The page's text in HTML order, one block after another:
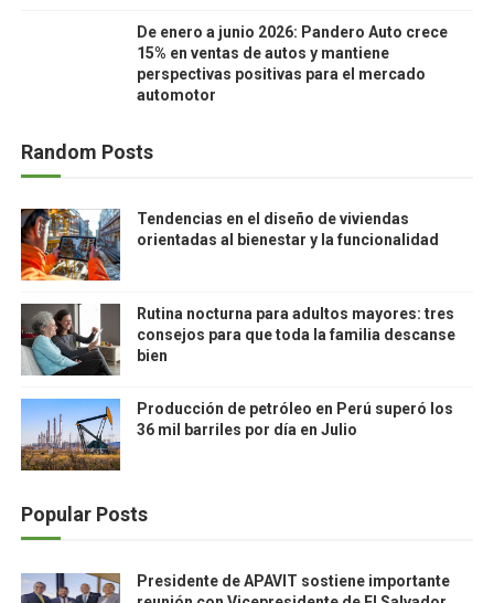
De enero a junio 2026: Pandero Auto crece
15% en ventas de autos y mantiene
perspectivas positivas para el mercado
automotor
Random Posts
Tendencias en el diseño de viviendas
orientadas al bienestar y la funcionalidad
Rutina nocturna para adultos mayores: tres
consejos para que toda la familia descanse
bien
Producción de petróleo en Perú superó los
36 mil barriles por día en Julio
Popular Posts
Presidente de APAVIT sostiene importante